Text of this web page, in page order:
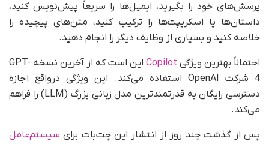
پرسش‌های خود را بگیرید، ایمیل‌ها را سریعاً پیش‌نویس کنید،
داستان‌ها یا اسکریپت‌ها را ترکیب کنید، متن‌های پیچیده را
خلاصه کنید و بسیاری از وظایف دیگر را انجام دهید.
احتمالاً بهترین ویژگی Copilot
این است که از آخرین نسخه GPT-
4 شرکت OpenAI استفاده می‌کند. این ویژگی در‌واقع اجازه
دسترسی رایگان به قدرتمندترین مدل زبانی بزرگ (LLM) را فراهم
می‌کند.
پس از گذشت چند روز از انتشار این چت‌بات برای سیستم‌عامل